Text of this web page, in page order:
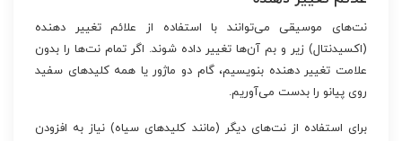
نت‌های موسیقی می‌توانند با استفاده از علائم تغییر دهنده
(اکسیدنتال) زیر و بم آن‌ها تغییر داده شوند. اگر تمام نت‌ها را بدون
علامت تغییر دهنده بنویسیم، گام دو ماژور یا همه کلیدهای سفید
روی پیانو را بدست می‌آوریم.
برای استفاده از نت‌های دیگر (مانند کلیدهای سیاه) نیاز به افزودن